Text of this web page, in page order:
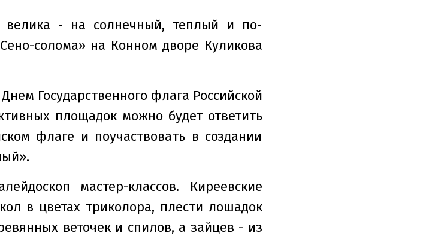
- на солнечный, теплый и по-
солома» на Конном дворе Куликова
Государственного флага Российской
площадок можно будет ответить
флаге и поучаствовать в создании
мастер-классов. Киреевские
в цветах триколора, плести лошадок
веточек и спилов, а зайцев - из